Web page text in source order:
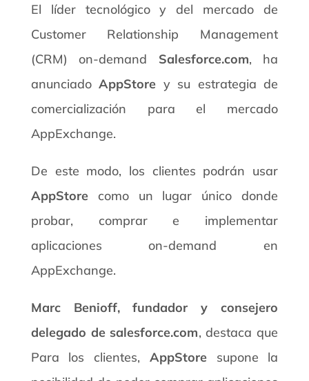
El líder tecnológico y del mercado de
Customer Relationship Management
(CRM) on-demand Salesforce.com, ha
anunciadoAppStore y su estrategia de
comercialización para el mercado
AppExchange.
De este modo, los clientes podrán usar
AppStorecomo un lugar único donde
probar, comprar e implementar
aplicaciones on-demand en
AppExchange.
Marc Benioff, fundador y consejero
delegado de salesforce.com, destaca que
Para los clientes, AppStoresupone la